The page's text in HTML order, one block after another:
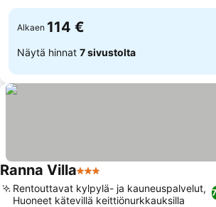
Alkaen 114 €
Näytä hinnat 7 sivustolta
Ranna Villa3 Tähtiluokitus
Rentouttavat kylpylä- ja kauneuspalvelut,
Huoneet kätevillä keittiönurkkauksilla